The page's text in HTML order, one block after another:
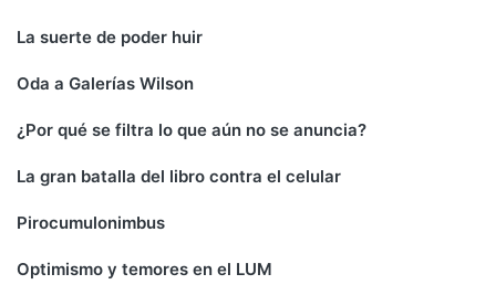
La suerte de poder huir
Oda a Galerías Wilson
¿Por qué se filtra lo que aún no se anuncia?
La gran batalla del libro contra el celular
Pirocumulonimbus
Optimismo y temores en el LUM